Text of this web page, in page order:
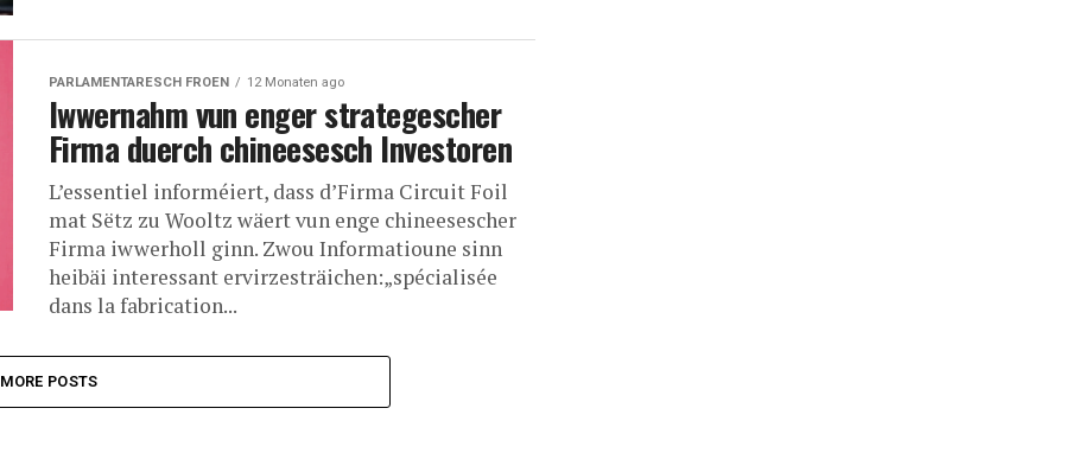
PARLAMENTARESCH FROEN 12 Monaten ago
Iwwernahm vun enger strategescher
Firma duerch chineesesch Investoren
L’essentiel informéiert, dass d’Firma Circuit Foil
mat Sëtz zu Wooltz wäert vun enge chineesescher
Firma iwwerholl ginn. Zwou Informatioune sinn
heibäi interessant ervirzesträichen:„spécialisée
dans la fabrication...
MORE POSTS